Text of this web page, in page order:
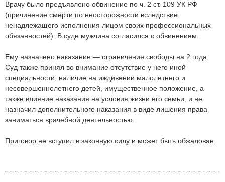
Врачу было предъявлено обвинение по ч. 2 ст. 109 УК РФ
(причинение смерти по неосторожности вследствие
ненадлежащего исполнения лицом своих профессиональных
обязанностей). В суде мужчина согласился с обвинением.
Ему назначено наказание — ограничение свободы на 2 года.
Суд также принял во внимание отсутствие у него иной
специальности, наличие на иждивении малолетнего и
несовершеннолетнего детей, имущественное положение, а
также влияние наказания на условия жизни его семьи, и не
назначил дополнительного наказания в виде лишения права
заниматься врачебной деятельностью.
Приговор не вступил в законную силу и может быть обжалован.